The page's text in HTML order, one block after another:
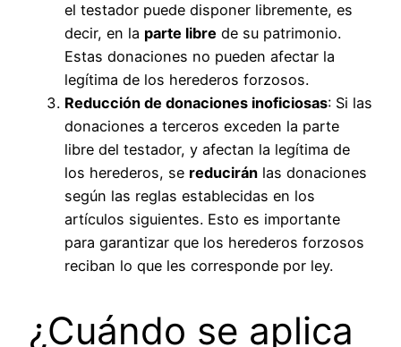
el testador puede disponer libremente, es
decir, en la parte libre de su patrimonio.
Estas donaciones no pueden afectar la
legítima de los herederos forzosos.
Reducción de donaciones inoficiosas: Si las
donaciones a terceros exceden la parte
libre del testador, y afectan la legítima de
los herederos, se reducirán las donaciones
según las reglas establecidas en los
artículos siguientes. Esto es importante
para garantizar que los herederos forzosos
reciban lo que les corresponde por ley.
¿Cuándo se aplica